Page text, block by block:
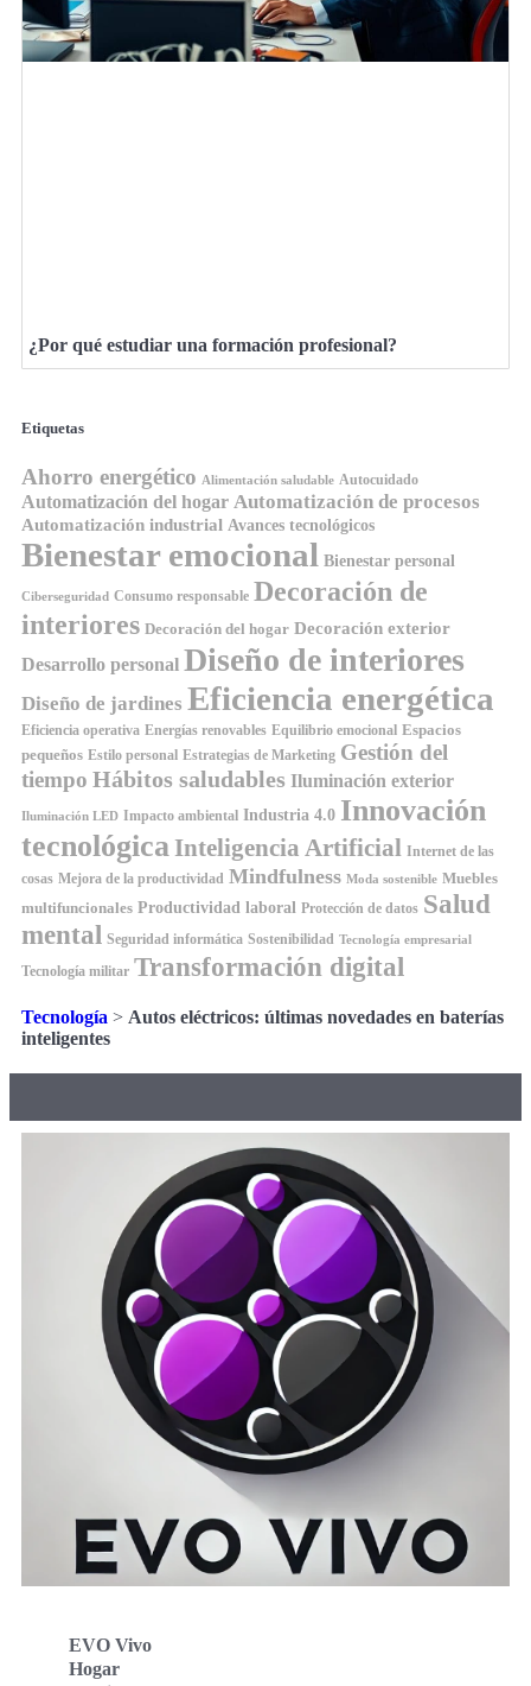
¿Por qué estudiar una formación profesional?
Etiquetas
Ahorro energético Alimentación saludable Autocuidado
Automatización del hogar Automatización de procesos
Automatización industrial Avances tecnológicos
Bienestar emocional Bienestar personal
Ciberseguridad Consumo responsable Decoración de
interiores Decoración del hogar Decoración exterior
Desarrollo personal Diseño de interiores
Diseño de jardines Eficiencia energética
Eficiencia operativa Energías renovables Equilibrio emocional Espacios
pequeños Estilo personal Estrategias de Marketing Gestión del
tiempo Hábitos saludables Iluminación exterior
Iluminación LED Impacto ambiental Industria 4.0 Innovación
tecnológica Inteligencia Artificial Internet de las
cosas Mejora de la productividad Mindfulness Moda sostenible Muebles
multifuncionales Productividad laboral Protección de datos Salud
mental Seguridad informática Sostenibilidad Tecnología empresarial
Tecnología militar Transformación digital
Tecnología > Autos eléctricos: últimas novedades en baterías
inteligentes
EVO Vivo
Hogar